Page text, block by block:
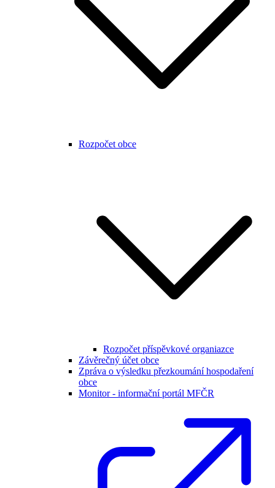
Rozpočet obce
Rozpočet příspěvkové organiazce
Závěrečný účet obce
Zpráva o výsledku přezkoumání hospodaření
obce
Monitor - informační portál MFČR